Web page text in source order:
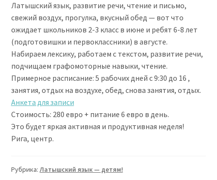
Латышский язык, развитие речи, чтение и письмо,
свежий воздух, прогулка, вкусный обед — вот что
ожидает школьников 2-3 класс в июне и ребят 6-8 лет
(подготовишки и первоклассники) в августе.
Набираем лексику, работаем с текстом, развитие речи,
подчищаем графомоторные навыки, чтение.
Примерное расписание: 5 рабочих дней с 9:30 до 16 ,
занятия, отдых на воздухе, обед, снова занятия, отдых.
Анкета для записи
Стоимость: 280 евро + питание 6 евро в день.
Это будет яркая активная и продуктивная неделя!
Рига, центр.
Рубрика:Латышский язык — детям!